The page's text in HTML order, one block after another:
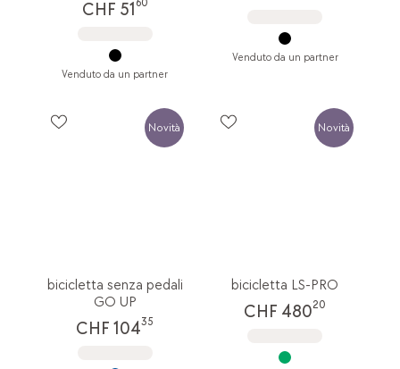
CHF 51 60
Venduto da un partner
Venduto da un partner
Novità
bicicletta senza pedali
GO UP
CHF 10435
Novità
bicicletta LS-PRO
CHF 48020